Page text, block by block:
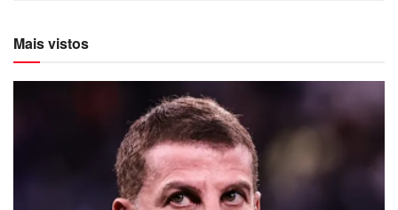
Mais vistos